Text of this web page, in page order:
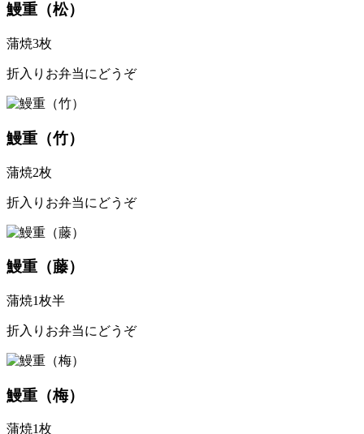
鰻重（松）
蒲焼3枚
折入りお弁当にどうぞ
鰻重（竹）
蒲焼2枚
折入りお弁当にどうぞ
鰻重（藤）
蒲焼1枚半
折入りお弁当にどうぞ
鰻重（梅）
蒲焼1枚